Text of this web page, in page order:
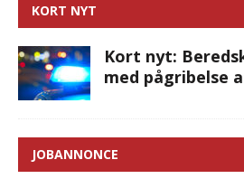
KORT NYT
Kort nyt:
med pågribelse
JOBANNONCE